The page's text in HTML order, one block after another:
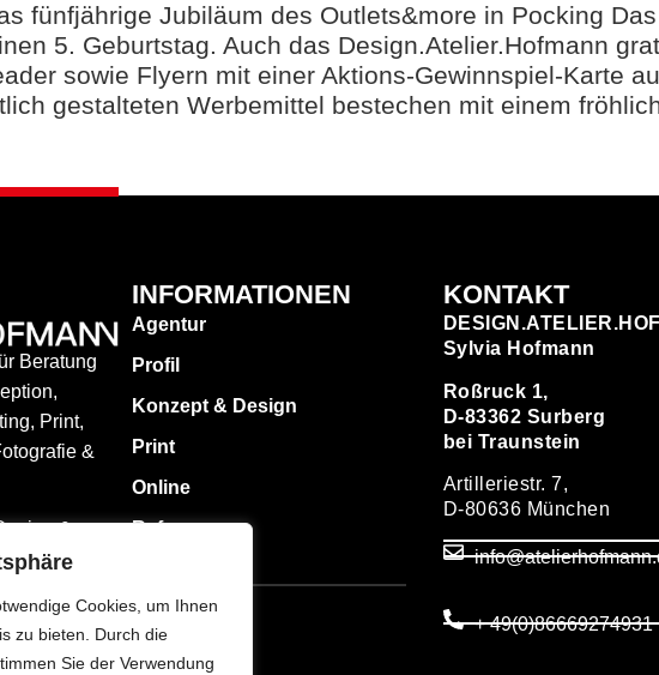
Cookies, um Ihnen
zu bieten. Durch die
Sie der Verwendung
fünfjährige Jubiläum des Outlets&more in Pocking
5. Geburtstag. Auch das Design.Atelier.Hofmann
sowie Flyern mit einer Aktions-Gewinnspiel-Karte
gestalteten Werbemittel bestechen mit einem
Beratung
Print,
&
&
uns auf
die
INFORMATIONEN
Agentur
Profil
Konzept & Design
Print
Online
Referenzen
Impressum
Datenschutz
KONTAKT
Sylvia Hofmann
Roßruck 1,
D-83362 Surberg
bei Traunstein
Artilleriestr. 7,
D-80636 München
+ 49(0)86669274931